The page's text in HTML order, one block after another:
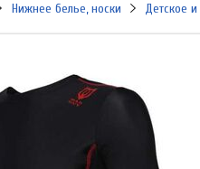
Нижнее белье, носки Детское